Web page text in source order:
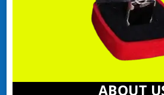
ABOUT